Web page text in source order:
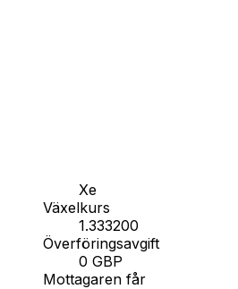
Xe
Växelkurs
1.333200
Överföringsavgift
0 GBP
Mottagaren får